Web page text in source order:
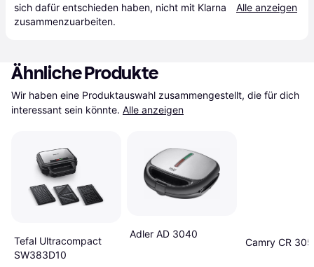
sich dafür entschieden haben, nicht mit Klarna
zusammenzuarbeiten.
Alle anzeigen
Ähnliche Produkte
Wir haben eine Produktauswahl zusammengestellt, die für dich
interessant sein könnte. Alle anzeigen
Tefal Ultracompact
SW383D10
Adler AD 3040
Camry CR